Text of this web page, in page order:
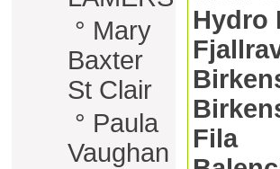
° Mary
Baxter
St Clair
° Paula
Vaughan
Hydro
Fila